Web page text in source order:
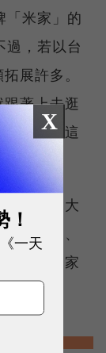
「米家」的
過，若以台
展許多。
跟著上去逛
現原來這
客群，大
觀的日、
小米之家
X
一天